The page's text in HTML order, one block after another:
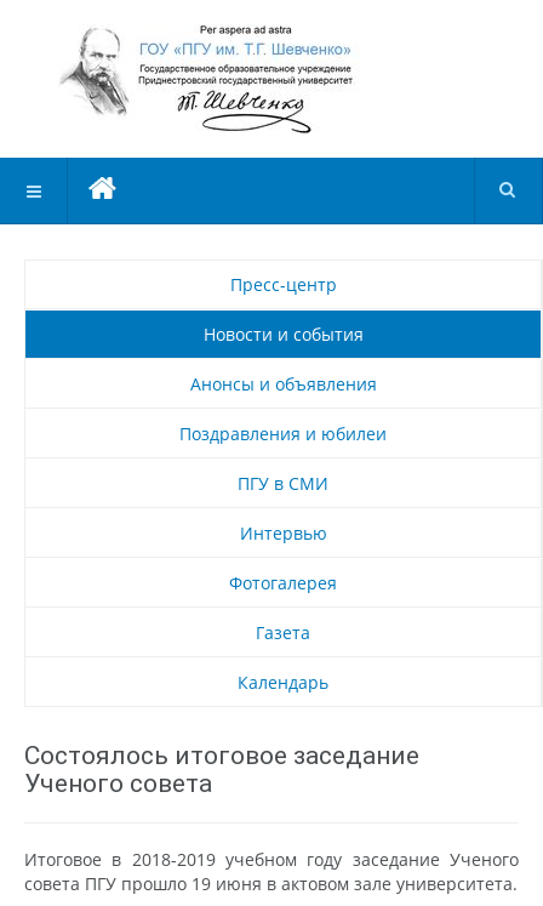
Пресс-центр
Новости и события
Анонсы и объявления
Поздравления и юбилеи
ПГУ в СМИ
Интервью
Фотогалерея
Газета
Календарь
Состоялось итоговое заседание
Ученого совета
Итоговое в 2018-2019 учебном году заседание Ученого
совета ПГУ прошло 19 июня в актовом зале университета.